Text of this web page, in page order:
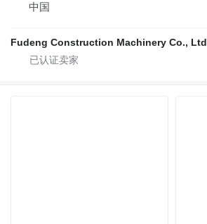
中国
Fudeng Construction Machinery Co., Ltd